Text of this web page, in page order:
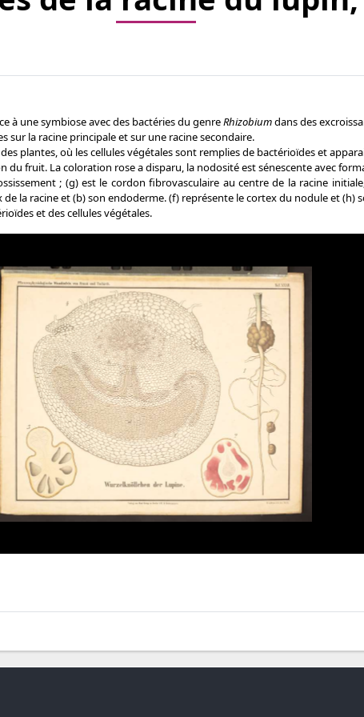
à une symbiose avec des bactéries du genreRhizobiumdans des
sur la racine principale et sur une racine secondaire.
plantes, où les cellules végétales sont remplies de bactérioïdes et
du fruit. La coloration rose a disparu, la nodosité est sénescente avec
; (g) est le cordon fibrovasculaire au centre de la racine
de la racine et (b) son endoderme. (f) représente le cortex du nodule et (h)
et des cellules végétales.